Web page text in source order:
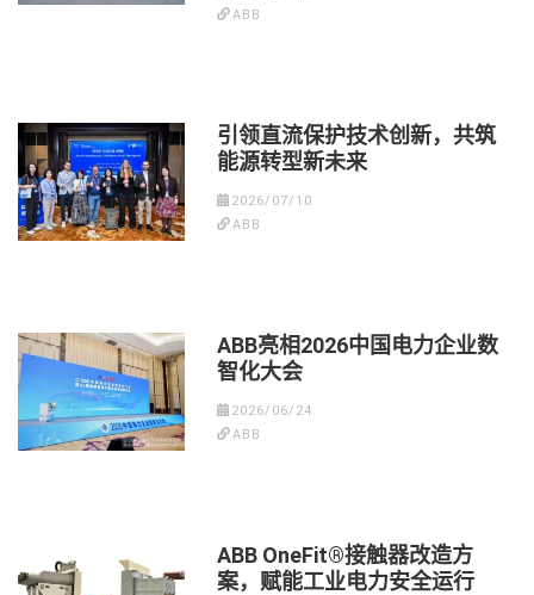
ABB
引领直流保护技术创新，共筑
能源转型新未来
2026/07/10
ABB
ABB亮相2026中国电力企业数
智化大会
2026/06/24
ABB
ABB OneFit®接触器改造方
案，赋能工业电力安全运行